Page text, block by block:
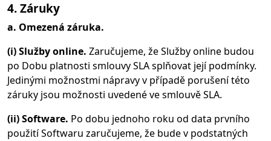
4. Záruky
a. Omezená záruka.
(i) Služby online. Zaručujeme, že Služby online budou
po Dobu platnosti smlouvy SLA splňovat její podmínky.
Jedinými možnostmi nápravy v případě porušení této
záruky jsou možnosti uvedené ve smlouvě SLA.
(ii) Software. Po dobu jednoho roku od data prvního
použití Softwaru zaručujeme, že bude v podstatných